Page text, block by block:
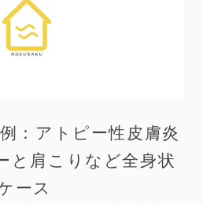
：アトピー性皮膚炎
と肩こりなど全身状
ース